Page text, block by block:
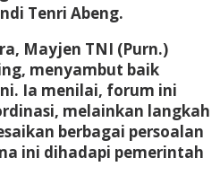
Tenri Abeng.
Mayjen TNI (Purn.)
menyambut baik
Ia menilai, forum ini
melainkan langkah
berbagai persoalan
ini dihadapi pemerintah